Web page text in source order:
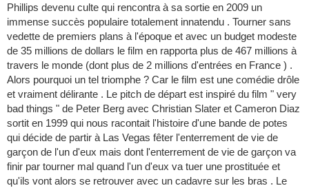
Phillips devenu culte qui rencontra à sa sortie en 2009 un
immense succès populaire totalement innatendu . Tourner sans
vedette de premiers plans à l'époque et avec un budget modeste
de 35 millions de dollars le film en rapporta plus de 467 millions à
travers le monde (dont plus de 2 millions d'entrées en France ) .
Alors pourquoi un tel triomphe ? Car le film est une comédie drôle
et vraiment délirante . Le pitch de départ est inspiré du film " very
bad things " de Peter Berg avec Christian Slater et Cameron Diaz
sortit en 1999 qui nous racontait l'histoire d'une bande de potes
qui décide de partir à Las Vegas fêter l'enterrement de vie de
garçon de l'un d'eux mais dont l'enterrement de vie de garçon va
finir par tourner mal quand l'un d'eux va tuer une prostituée et
qu'ils vont alors se retrouver avec un cadavre sur les bras . Le